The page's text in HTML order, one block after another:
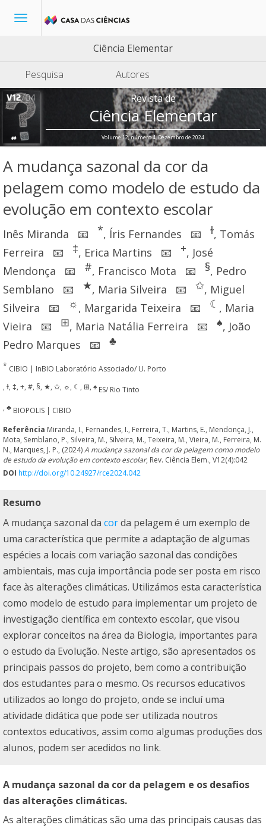
Toggle
Ciência Elementar
Pesquisa
Autores
Revista de
Ciência Elementar
Volume 12, número 4, Dezembro de 2024
A mudança sazonal da cor da
pelagem como modelo de estudo da
evolução em contexto escolar
Inês Miranda 📧 *, Íris Fernandes 📧 ɫ, Tomás
Ferreira
📧 ‡, Erica Martins 📧 +, José
Mendonça
📧 #, Francisco Mota 📧 §, Pedro
Semblano
📧 ★, Maria Silveira 📧 ✩, Miguel
Silveira
📧 ☼, Margarida Teixeira 📧 ☾ , Maria
Vieira
📧 ⊞, Maria Natália Ferreira 📧 ♠, João
Pedro Marques
📧 ♣
* CIBIO | InBIO Laboratório Associado/ U. Porto
, ɫ, ‡, +, #, §, ★, ✩, ☼, ☾, ⊞, ♠ ES/ Rio Tinto
, ♣ BIOPOLIS | CIBIO
Referência Miranda, I., Fernandes, I., Ferreira, T., Martins, E., Mendonça, J.,
Mota, Semblano, P., Silveira, M., Silveira, M., Teixeira, M., Vieira, M., Ferreira, M.
N., Marques, J. P., (2024)A mudança sazonal da cor da pelagem como modelo
de estudo da evolução em contexto escolar, Rev. Ciência Elem., V12(4):042
DOI http://doi.org/10.24927/rce2024.042
Resumo
A mudança sazonal da corda pelagem é um exemplo de
uma característica que permite a adaptação de algumas
espécies a locais com variação sazonal das condições
ambientais, mas cuja importância pode ser posta em risco
face às alterações climáticas. Utilizámos esta característica
como modelo de estudo para implementar um projeto de
investigação científica em contexto escolar, que visou
explorar conceitos na área da Biologia, importantes para
o estudo da Evolução. Neste artigo, são apresentados os
principais passos do projeto, bem como a contribuição
dos estudantes para o mesmo. Os recursos educativos
utilizados ao longo do projeto, onde se incluí uma
atividade didática que pode ser utilizada noutros
contextos educativos, assim como algumas produções dos
alunos, podem ser acedidos no link.
A mudança sazonal da cor da pelagem e os desafios
das alterações climáticas.
As alterações climáticas são uma das principais causas das